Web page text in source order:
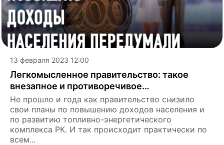
13 февраля 2023 12:00
Легкомысленное правительство: такое
внезапное и противоречивое…
Не прошло и года как правительство снизило
свои планы по повышению доходов населения и
по развитию топливно-энергетического
комплекса РК. И так происходит практически по
всем...